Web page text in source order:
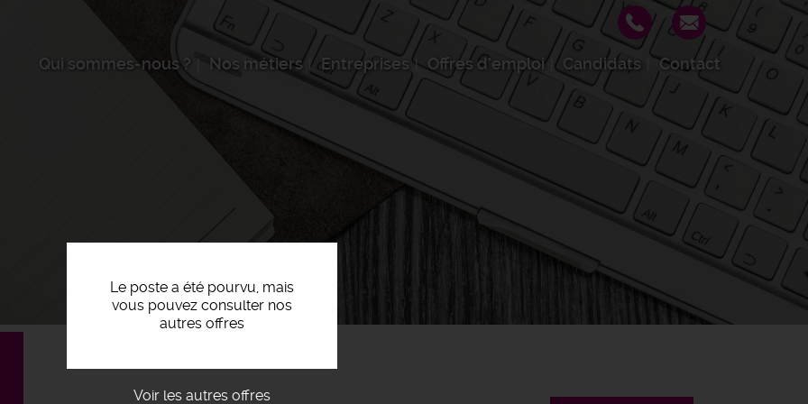
Qui sommes-nous ? Nos métiers Entreprises Offres d'emploi Candidats Contact
Le poste a été pourvu, mais
vous pouvez consulter nos
autres offres
Voir les autres offres